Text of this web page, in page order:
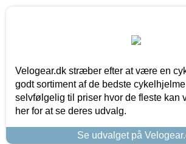
Velogear.dk stræber efter at være en
godt sortiment af de bedste
selvfølgelig til priser hvor de fleste kan
her for at se deres udvalg.
Se udvalget på